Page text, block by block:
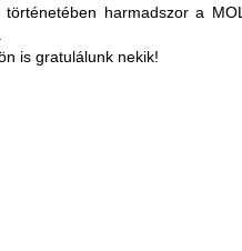
harmadszor a
is gratulálunk nekik!